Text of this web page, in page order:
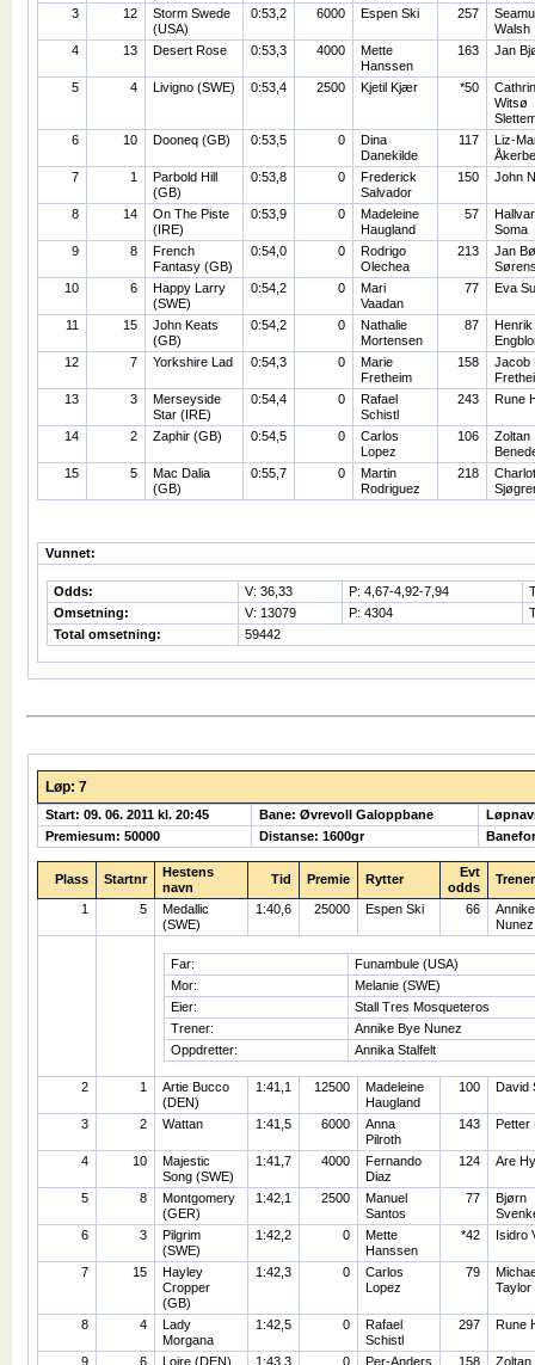
3
12
Storm Swede
(USA)
0:53,2 6000 Espen Ski 257
Walsh
4
13 Desert Rose 0:53,3 4000
Mette
Hanssen
163 Jan
5 4 Livigno (SWE) 0:53,4 2500 Kjetil Kjær *50
Witsø
6
10 Dooneq (GB) 0:53,5 0
Dina
Danekilde
117
Liz-
7
1
Parbold Hill
(GB)
0:53,8 0
Frederick
Salvador
150 John
8 14
On The Piste
(IRE)
0:53,9 0
Madeleine
Haugland
57
Soma
9
8
French
Fantasy (GB)
0:54,0 0
Rodrigo
Olechea
213
Jan
10
6
Happy Larry
(SWE)
0:54,2 0
Mari
Vaadan
77 Eva
11 15
John Keats
(GB)
0:54,2 0
Nathalie
Mortensen
87
Henrik
12
7 Yorkshire Lad 0:54,3 0
Marie
Fretheim
158
Jacob
13
3
Merseyside
Star (IRE)
0:54,4 0
Rafael
Schistl
243 Rune
14 2 Zaphir (GB) 0:54,5 0
Carlos
Lopez
106
Zoltan
15
5
Mac Dalia
(GB)
0:55,7 0
Martin
Rodriguez
218
Vunnet:
Odds: V: 36,33 P: 4,67-4,92-7,94
Omsetning:
V: 13079 P: 4304
Total omsetning:
59442
Løp: 7
Start: 09. 06. 2011 kl. 20:45 Bane: Øvrevoll Galoppbane
Premiesum: 50000
Distanse: 1600gr
Plass Startnr
Hestens
navn
Tid Premie Rytter
Evt
odds
Trener
1 5
Medallic
(SWE)
1:40,6 25000 Espen Ski 66
Nunez
Far:
Funambule (USA)
Mor:
Melanie (SWE)
Eier:
Stall Tres Mosqueteros
Trener:
Annike Bye Nunez
Oppdretter:
Annika Stalfelt
2 1
Artie Bucco
(DEN)
1:41,1 12500
Madeleine
Haugland
100 David
3 2 Wattan 1:41,5 6000
Anna
Pilroth
143
4 10
Majestic
Song (SWE)
1:41,7 4000
Fernando
Diaz
124 Are
5 8
Montgomery
(GER)
1:42,1 2500
Manuel
Santos
77
Bjørn
6
3
Pilgrim
(SWE)
1:42,2 0
Mette
Hanssen
*42 Isidro
7 15
Hayley
Cropper
(GB)
1:42,3 0
Carlos
Lopez
79
Taylor
8 4
Lady
Morgana
1:42,5 0
Rafael
Schistl
297 Rune
9 6 Loire (DEN) 1:43,3 0
Per-Anders
158
Zoltan